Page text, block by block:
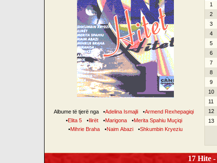
Albume të tjerë nga •Adelina Ismajli •Armend Rexhepagiqi
•Elita 5 •Ilirët •Marigona •Merita Spahiu Muçiqi
•Mihrie Braha •Naim Abazi •Shkumbin Kryeziu
1
2
3
4
5
6
7
8
9
10
11
12
13
17 Hite